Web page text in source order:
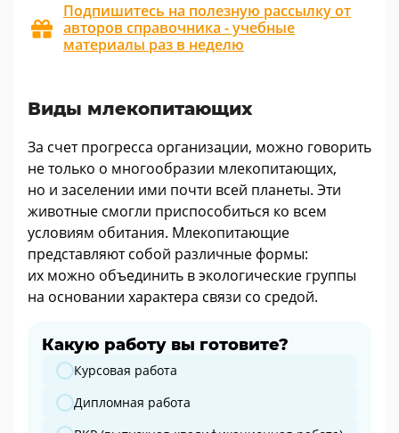
Подпишитесь на полезную рассылку от
авторов справочника - учебные
материалы раз в неделю
Виды млекопитающих
За счет прогресса организации, можно говорить
не только о многообразии млекопитающих,
но и заселении ими почти всей планеты. Эти
животные смогли приспособиться ко всем
условиям обитания. Млекопитающие
представляют собой различные формы:
их можно объединить в экологические группы
на основании характера связи со средой.
Какую работу вы готовите?
Какую работу вы готовите?
Курсовая работа
Дипломная работа